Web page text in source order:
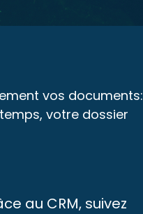
vos documents:
votre dossier
au CRM, suivez